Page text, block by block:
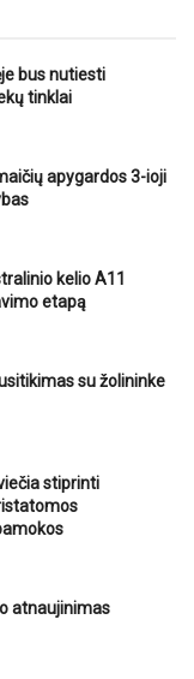
bus nutiesti
tinklai
apygardos 3-ioji
kelio A11
etapą
su žolininke
stiprinti
atnaujinimas